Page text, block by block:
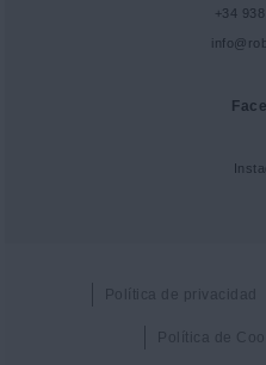
+34
Política de privacidad
Política de